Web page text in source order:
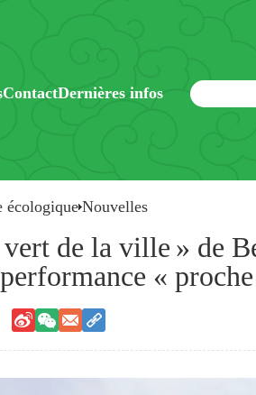
ContactDernières infos
Nouvelles
de la ville » de
«